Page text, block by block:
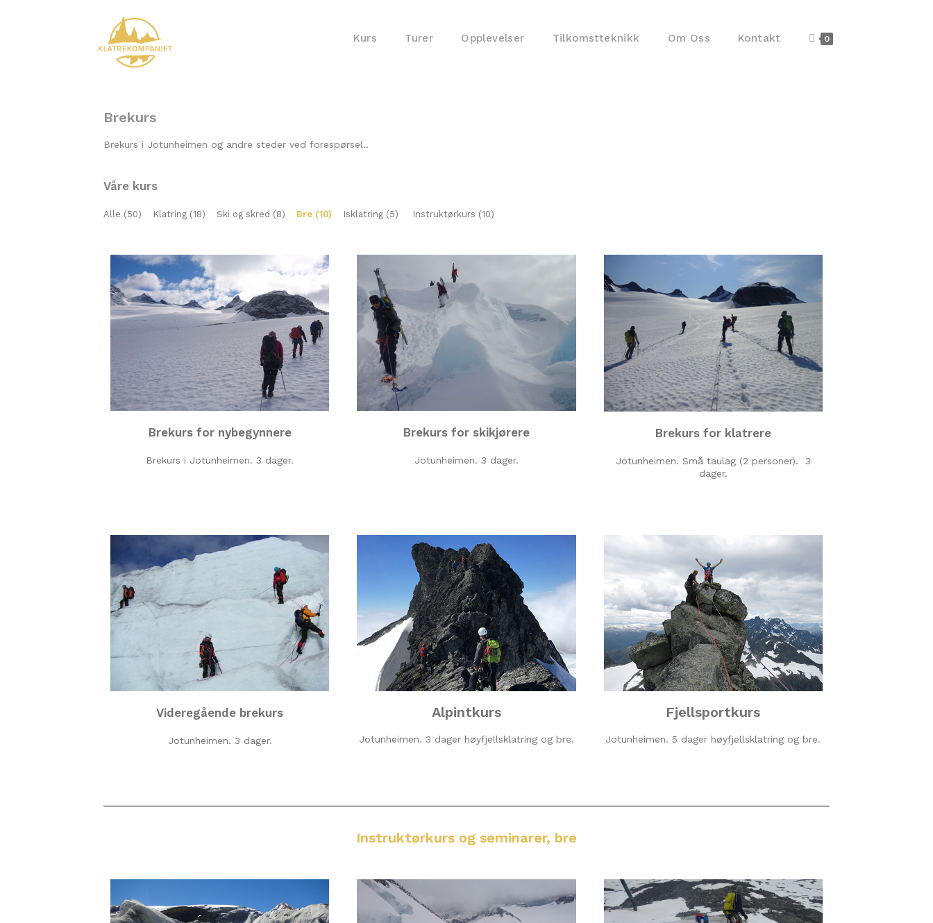
Kurs Turer Opplevelser Tilkomstteknikk Om Oss Kontakt 0
Brekurs
Brekurs i Jotunheimen og andre steder ved forespørsel..
Våre kurs
Alle (50) Klatring (18) Ski og skred (8) Bre (10) Isklatring (5) Instruktørkurs (10)
Brekurs for nybegynnere
Brekurs i Jotunheimen. 3 dager.
Brekurs for skikjørere
Jotunheimen. 3 dager.
Brekurs for klatrere
Jotunheimen. Små taulag (2 personer). 3
dager.
Videregående brekurs
Jotunheimen. 3 dager.
Alpintkurs
Jotunheimen. 3 dager høyfjellsklatring og bre.
Fjellsportkurs
Jotunheimen. 5 dager høyfjellsklatring og bre.
Instruktørkurs og seminarer, bre